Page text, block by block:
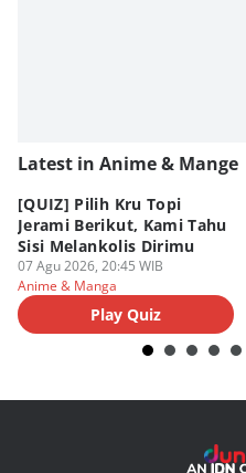
Latest in Anime & Mange
[QUIZ] Pilih Kru Topi
Jerami Berikut, Kami Tahu
Sisi Melankolis Dirimu
07 Agu 2026, 20:45 WIB
Anime & Manga
Play Quiz